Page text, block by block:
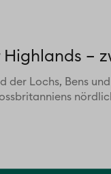
Highlands –
der Lochs, Bens